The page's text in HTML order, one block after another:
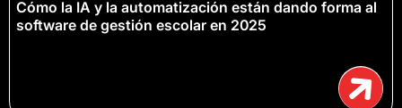
Cómo la IA y la automatización están dando forma al
software de gestión escolar en 2025